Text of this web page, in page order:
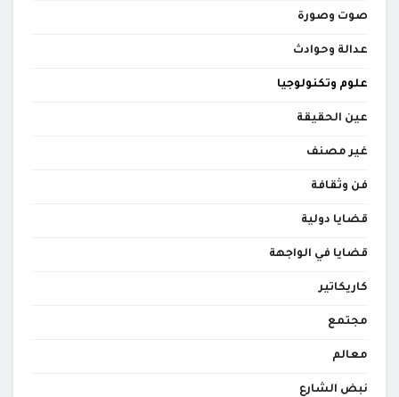
صوت وصورة
عدالة وحوادث
علوم وتكنولوجيا
عين الحقيقة
غير مصنف
فن وثقافة
قضايا دولية
قضايا في الواجهة
كاريكاتير
مجتمع
معالم
نبض الشارع